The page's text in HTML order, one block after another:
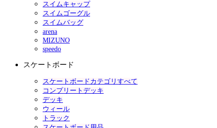
スイムキャップ
スイムゴーグル
スイムバッグ
arena
MIZUNO
speedo
スケートボード
スケートボードカテゴリすべて
コンプリートデッキ
デッキ
ウィール
トラック